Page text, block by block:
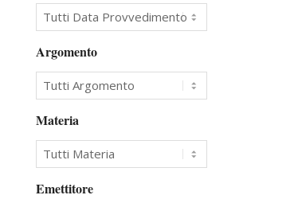
Argomento
Materia
Emettitore